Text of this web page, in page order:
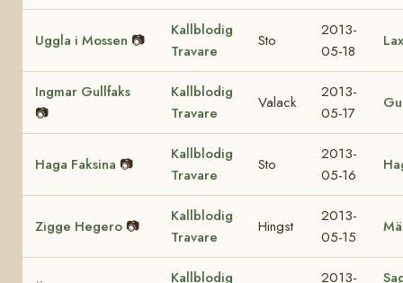
Uggla i Mossen 📷
Kallblodig
Travare
Sto
2013-
05-18
Ingmar Gullfaks
📷
Kallblodig
Travare
Valack
2013-
05-17
Haga Faksina 📷
Kallblodig
Travare
Sto
2013-
05-16
Zigge Hegero 📷
Kallblodig
Travare
Hingst
2013-
05-15
Kallblodig 2013-